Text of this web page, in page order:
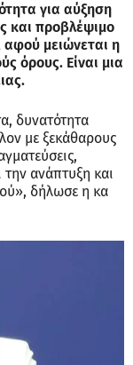
για αύξηση
και προβλέψιμο
αφού μειώνεται η
όρους. Είναι μια
δυνατότητα
με ξεκάθαρους
την ανάπτυξη και
δήλωσε η κα